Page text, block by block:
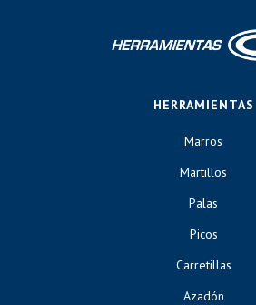
HERRAMIENTAS
Marros
Martillos
Palas
Picos
Carretillas
Azadón